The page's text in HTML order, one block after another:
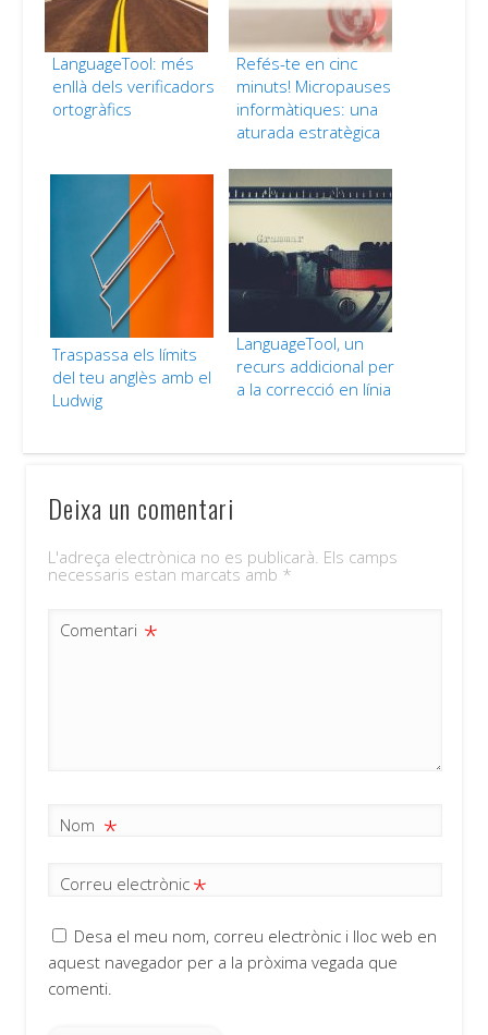
LanguageTool: més
enllà dels verificadors
ortogràfics
Refés-te en cinc
minuts! Micropauses
informàtiques: una
aturada estratègica
Traspassa els límits
del teu anglès amb el
Ludwig
LanguageTool, un
recurs addicional per
a la correcció en línia
Deixa un comentari
L'adreça electrònica no es publicarà. Els camps
necessaris estan marcats amb *
Comentari *
Nom *
Correu electrònic *
Desa el meu nom, correu electrònic i lloc web en
aquest navegador per a la pròxima vegada que
comenti.